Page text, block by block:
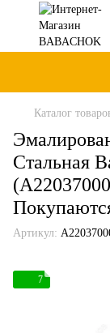
Каталог
Стальная
Артикул:
7